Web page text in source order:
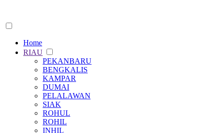
Home
RIAU
PEKANBARU
BENGKALIS
KAMPAR
DUMAI
PELALAWAN
SIAK
ROHUL
ROHIL
INHIL